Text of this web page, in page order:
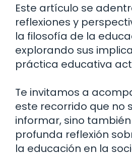
Este artículo se
reflexiones y
la filosofía de la
explorando sus
práctica educativa
Te invitamos a
este recorrido que no
informar, sino
profunda reflexión
la educación en la